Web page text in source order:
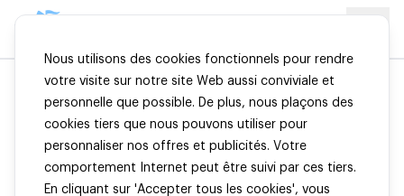
Nous utilisons des cookies fonctionnels pour rendre
votre visite sur notre site Web aussi conviviale et
personnelle que possible. De plus, nous plaçons des
cookies tiers que nous pouvons utiliser pour
personnaliser nos offres et publicités. Votre
comportement Internet peut être suivi par ces tiers.
En cliquant sur 'Accepter tous les cookies', vous
Particulier
Hienfeld est une entreprise d'assurances avec une riche